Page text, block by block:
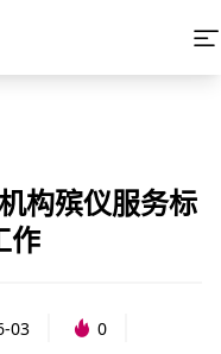
构殡仪服务标
作
03 0